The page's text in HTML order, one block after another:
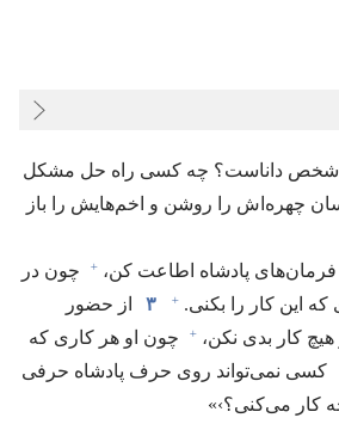
شخص داناست؟‏ چه کسی راه حل مشکل
چهره‌اش را روشن و اخم‌هایش را باز
پادشاه اطاعت کن،‏ +
چون در
این کار را بکنی.‏ + ۳
از حضور
هیچ کار بدی نکن،‏ +
چون او هر کاری که
کسی نمی‌تواند روی حرف پادشاه حرفی
کار می‌کنی؟‏›»‏